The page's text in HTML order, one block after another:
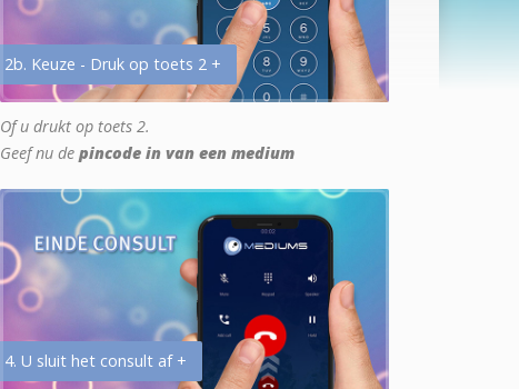
2b. Keuze - Druk op toets 2 +
Of u drukt op toets 2.
Geef nu de pincode in van een medium
4. U sluit het consult af +